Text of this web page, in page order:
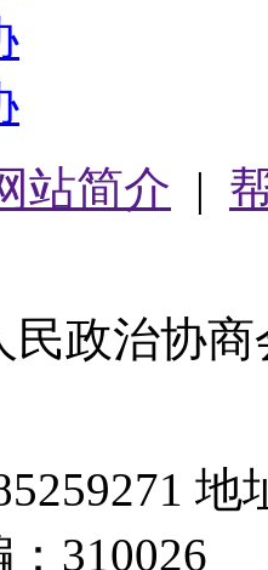
站简介 |
民政治协
310026